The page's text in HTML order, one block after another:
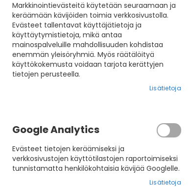
Markkinointievästeitä käytetään seuraamaan ja
keräämään kävijöiden toimia verkkosivustolla.
Evästeet tallentavat käyttäjätietoja ja
käyttäytymistietoja, mikä antaa
mainospalveluille mahdollisuuden kohdistaa
enemmän yleisöryhmiä. Myös räätälöityä
käyttökokemusta voidaan tarjota kerättyjen
tietojen perusteella.
Lisätietoja
Google Analytics
Evästeet tietojen keräämiseksi ja
verkkosivustojen käyttötilastojen raportoimiseksi
tunnistamatta henkilökohtaisia kävijää Googlelle.
Lisätietoja